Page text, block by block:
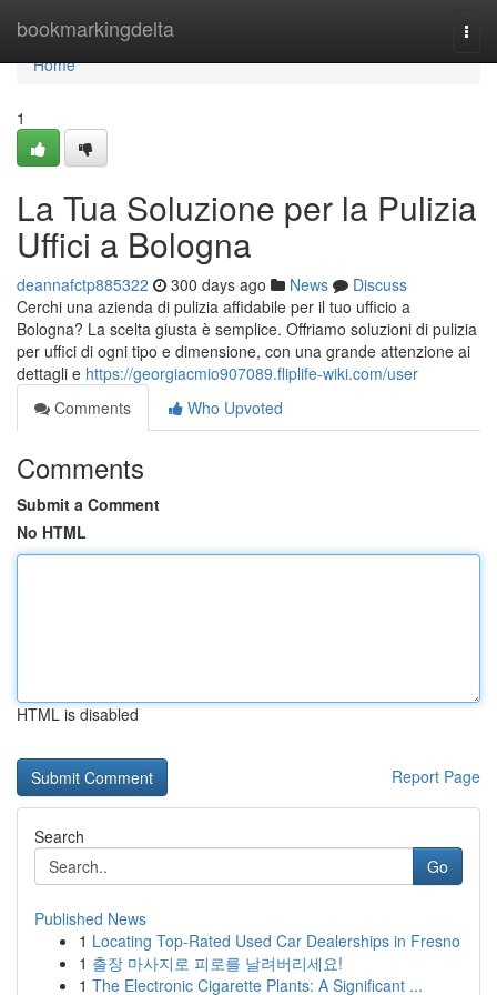
bookmarkingdelta
Home
Home
1
La Tua Soluzione per la Pulizia
Uffici a Bologna
deannafctp885322 300 days ago News
Discuss
Cerchi una azienda di pulizia affidabile per il tuo ufficio a
Bologna? La scelta giusta è semplice. Offriamo soluzioni di pulizia
per uffici di ogni tipo e dimensione, con una grande attenzione ai
dettagli e https://georgiacmio907089.fliplife-wiki.com/user
Comments
Who Upvoted
Comments
Submit a Comment
No HTML
HTML is disabled
Report Page
Search
Go
Published News
1 Locating Top-Rated Used Car Dealerships in Fresno
1 출장 마사지로 피로를 날려버리세요!
1 The Electronic Cigarette Plants: A Significant ...